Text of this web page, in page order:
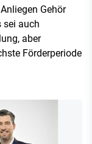
Gehör
sei auch
aber
Förderperiode